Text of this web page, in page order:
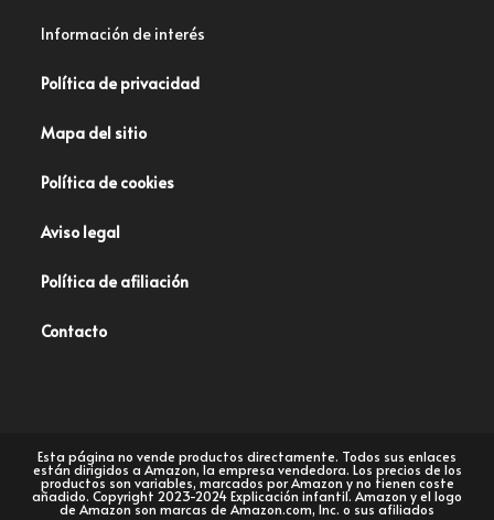
Información de interés
Política de privacidad
Mapa del sitio
Política de cookies
Aviso legal
Política de afiliación
Contacto
Esta página no vende productos directamente. Todos sus enlaces
están dirigidos a Amazon, la empresa vendedora. Los precios de los
productos son variables, marcados por Amazon y no tienen coste
añadido. Copyright 2023-2024 Explicación infantil. Amazon y el logo
de Amazon son marcas de Amazon.com, Inc. o sus afiliados